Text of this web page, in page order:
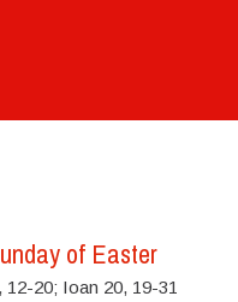
of Easter
20; Ioan 20, 19-31